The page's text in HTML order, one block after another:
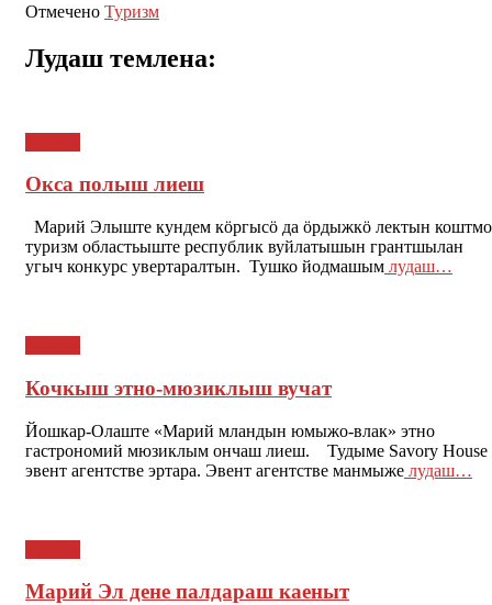
Отмечено Туризм
Лудаш темлена:
Окса полыш лиеш
Марий Элыште кундем кӧргысӧ да ӧрдыжкӧ лектын коштмо
туризм областьыште республик вуйлатышын грантшылан
угыч конкурс увертаралтын. Тушко йодмашым лудаш…
Кочкыш этно­-мюзиклыш вучат
Йошкар-Олаште «Марий мландын юмыжо-влак» этно
гастрономий мюзиклым ончаш лиеш. Тудыме Sаvоry House
эвент агентстве эртара. Эвент агентстве манмыже лудаш…
Марий Эл дене палдараш каеныт